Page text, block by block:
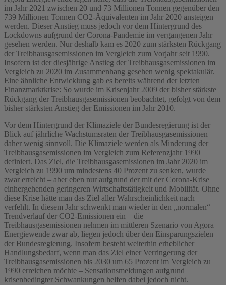
im Jahr 2021 zwischen 20 und 73 Millionen Tonnen gegenüber den
739 Millionen Tonnen CO2-Äquivalenten im Jahr 2020 ansteigen
werden. Dieser Anstieg muss jedoch vor dem Hintergrund des
Lockdowns aufgrund der Corona-Pandemie im vergangenen Jahr
gesehen werden. Nur deshalb kam es 2020 zum stärksten Rückgang
der Treibhausgasemissionen im Vergleich zum Vorjahr seit 1990.
Insofern ist der diesjährige Anstieg der Treibhausgasemissionen im
Vergleich zu 2020 im Zusammenhang gesehen wenig spektakulär.
Eine ähnliche Entwicklung gab es bereits während der letzten
Finanzmarktkrise: So wurde im Krisenjahr 2009 der bisher stärkste
Rückgang der Treibhausgasemissionen beobachtet, gefolgt von dem
bisher stärksten Anstieg der Emissionen im Jahr 2010.
Vor dem Hintergrund der Klimaziele der Bundesregierung ist der
Blick auf jährliche Wachstumsraten der Treibhausgasemissionen
daher wenig sinnvoll. Die Klimaziele werden als Minderung der
Treibhausgasemissionen im Vergleich zum Referenzjahr 1990
definiert. Das Ziel, die Treibhausgasemissionen im Jahr 2020 im
Vergleich zu 1990 um mindestens 40 Prozent zu senken, wurde
zwar erreicht – aber eben nur aufgrund der mit der Corona-Krise
einhergehenden geringeren Wirtschaftstätigkeit und Mobilität. Ohne
diese Krise hätte man das Ziel aller Wahrscheinlichkeit nach
verfehlt. In diesem Jahr schwenkt man wieder in den „normalen“
Trendverlauf der CO2-Emissionen ein – die
Treibhausgasemissionen nehmen im mittleren Szenario von Agora
Energiewende zwar ab, liegen jedoch über den Einsparungszielen
der Bundesregierung. Insofern besteht weiterhin erheblicher
Handlungsbedarf, wenn man das Ziel einer Verringerung der
Treibhausgasemissionen bis 2030 um 65 Prozent im Vergleich zu
1990 erreichen möchte – Sensationsmeldungen aufgrund
krisenbedingter Schwankungen helfen dabei jedoch nicht.